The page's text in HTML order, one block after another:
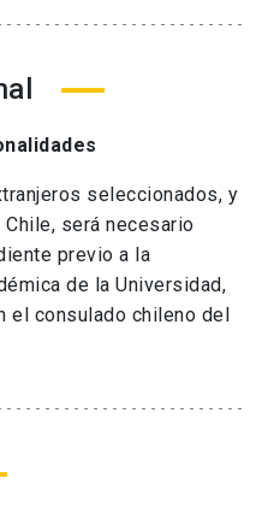
seleccionados, y
será necesario
previo a la
de la Universidad,
el consulado chileno del